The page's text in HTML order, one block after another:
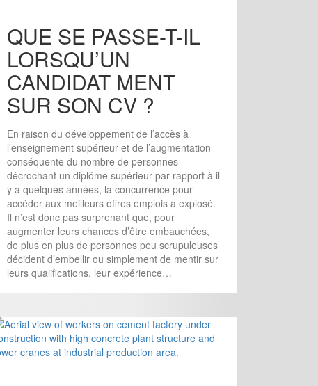
QUE SE PASSE-T-IL
LORSQU’UN
CANDIDAT MENT
SUR SON CV ?
En raison du développement de l’accès à
l’enseignement supérieur et de l’augmentation
conséquente du nombre de personnes
décrochant un diplôme supérieur par rapport à il
y a quelques années, la concurrence pour
accéder aux meilleurs offres emplois a explosé.
Il n’est donc pas surprenant que, pour
augmenter leurs chances d’être embauchées,
de plus en plus de personnes peu scrupuleuses
décident d’embellir ou simplement de mentir sur
leurs qualifications, leur expérience…